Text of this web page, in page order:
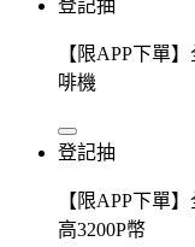
登記抽
【限APP下單
啡機
登記抽
【限APP下單
高3200P幣